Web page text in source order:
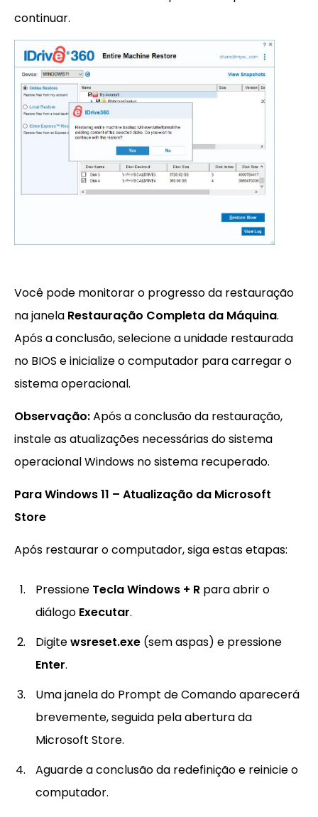
continuar.
Você pode monitorar o progresso da restauração
na janela Restauração Completa da Máquina.
Após a conclusão, selecione a unidade restaurada
no BIOS e inicialize o computador para carregar o
sistema operacional.
Observação:Após a conclusão da restauração,
instale as atualizações necessárias do sistema
operacional Windows no sistema recuperado.
Para Windows 11 – Atualização da Microsoft
Store
Após restaurar o computador, siga estas etapas:
Pressione Tecla Windows + R para abrir o
diálogo Executar.
Digitewsreset.exe (sem aspas) e pressione
Enter.
Uma janela do Prompt de Comando aparecerá
brevemente, seguida pela abertura da
Microsoft Store.
Aguarde a conclusão da redefinição e reinicie o
computador.